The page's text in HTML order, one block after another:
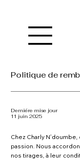
Politique de
Derniére mise jour
11 juin 2025
Chez Charly
passion. Nous
nos tirages, à leur